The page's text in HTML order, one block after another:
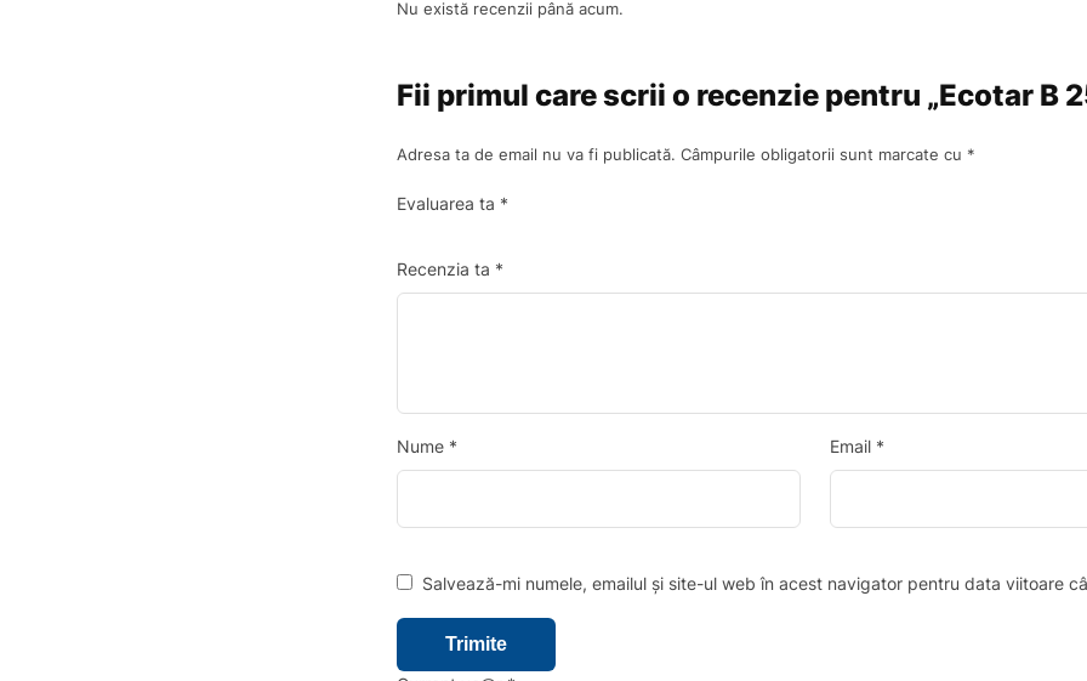
Nu există recenzii până acum.
Fii primul care scrii o recenzie pentru „Ecotar B
Adresa ta de email nu va fi publicată. Câmpurile obligatorii sunt marcate cu *
Evaluarea ta *
Recenzia ta *
Nume * Email *
Salvează-mi numele, emailul și site-ul web în acest navigator pentru data viitoare